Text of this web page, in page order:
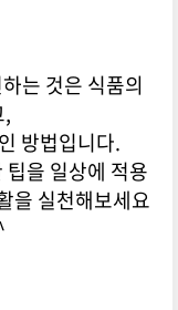
는 것은 식품의
,
방법입니다.
팁을 일상에 적용
을 실천해보세요